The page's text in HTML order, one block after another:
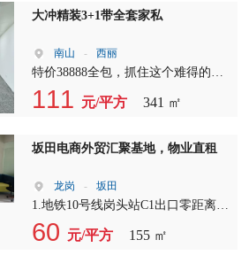
高效。 办公室出租，我们提供多种
室，满足不同规模企业的需求。我们
还提供灵活的租赁方式，可根据您的
实际需求调整租赁期限。 写字楼出
租，我们致力于打造一个充满活力的
业的企业家交流合作，共同成长。写
字楼招租，我们期待您的加入，共同
解更多写字楼出租详情。我们的专业
团队将为您提供一对一的咨询服务，
帮助您找到最合适的办公空间。办公
山一角。如果您对眼前的这套房源感
还有更适合的，也请直接联系我。您
的需求就是我服务的方向，我会竭尽
司拥有全面的房源资源，无论您是寻
楼，我们都能满足您的需求，不受区
域和面积限制。 在此，我要向您表
达最诚挚的感谢，并期待您的支持与
信任。我也希望能与您建立长久的友
谊，共同见证彼此的成长。 以下是
关于海翔广场的详细信息： 1. 面
满意的办公场地。 在众多项目中，
楼。该项目位于深圳核心区域，拥有
800平米的宽敞空间，租金仅为69元/
平/月，性价比极高。 关于费用，物
业管理费为16元/㎡月，空调计电
园区共有450个停车位，停车费为300
元，满足您的停车需求。 如果您需
要配备家私，我们也可以提供全套家
时间都非常灵活，随时看房，随时入
大冲精装3+1带全套家私
南山 - 西丽
特价38888全包，抓住这个难得的机
会，将您的企业落户于我们精心打造
的写字楼空间。这里，我们提供341
的高品质需求。 我们的写字楼位于
作中也能享受到自然光的温暖。这里
不仅是一个办公场所，更是一个提升
企业形象的重要平台。 写字楼出
租，我们提供3+1的灵活布局，满足
111 元/平方 341 ㎡
坂田电商外贸汇聚基地，物业直租
龙岗 - 坂田
1.地铁10号线岗头站C1出口零距离，
楼下公交站:坂田交警中队，交通便
利。 2.距离沈海高速G15清湖入口
60 元/平方 155 ㎡